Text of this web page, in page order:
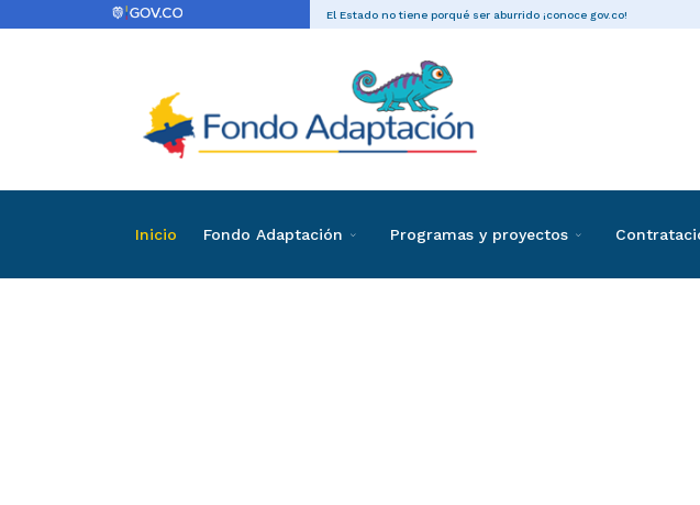
El Estado no tiene porqué ser aburrido ¡conoce gov.co!
Inicio Fondo Adaptación Programas y proyectos
Directas